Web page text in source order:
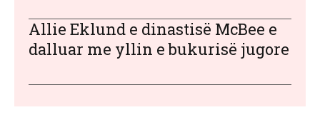
Allie Eklund e dinastisë McBee e
dalluar me yllin e bukurisë jugore